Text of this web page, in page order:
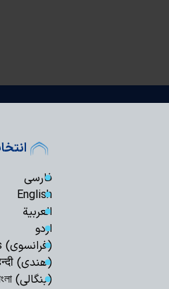
فارسی
English
العربیة
اردو
(فرانسوی) Français
(هندی) हिन्दी
(بنگالی) বাংলা